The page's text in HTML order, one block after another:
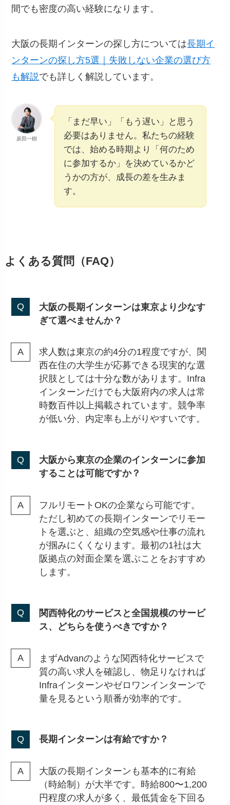
間でも密度の高い経験になります。
大阪の長期インターンの探し方については長期イ
ンターンの探し方5選｜失敗しない企業の選び方
も解説でも詳しく解説しています。
炭田一樹
「まだ早い」「もう遅い」と思う
必要はありません。私たちの経験
では、始める時期より「何のため
に参加するか」を決めているかど
うかの方が、成長の差を生みま
す。
よくある質問（FAQ）
大阪の長期インターンは東京より少なす
ぎて選べませんか？
求人数は東京の約4分の1程度ですが、関
西在住の大学生が応募できる現実的な選
択肢としては十分な数があります。Infra
インターンだけでも大阪府内の求人は常
時数百件以上掲載されています。競争率
が低い分、内定率も上がりやすいです。
大阪から東京の企業のインターンに参加
することは可能ですか？
フルリモートOKの企業なら可能です。
ただし初めての長期インターンでリモー
トを選ぶと、組織の空気感や仕事の流れ
が掴みにくくなります。最初の1社は大
阪拠点の対面企業を選ぶことをおすすめ
します。
関西特化のサービスと全国規模のサービ
ス、どちらを使うべきですか？
まずAdvanのような関西特化サービスで
質の高い求人を確認し、物足りなければ
Infraインターンやゼロワンインターンで
量を見るという順番が効率的です。
長期インターンは有給ですか？
大阪の長期インターンも基本的に有給
（時給制）が大半です。時給800〜1,200
円程度の求人が多く、最低賃金を下回る